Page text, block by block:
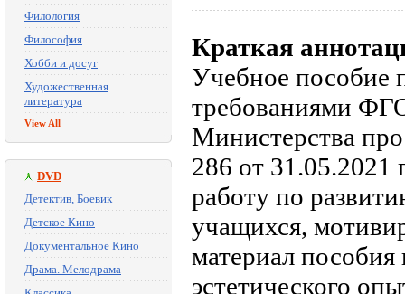
Филология
Философия
Хобби и досуг
Художественная
литература
View All
DVD
Детектив, Боевик
Детское Кино
Документальное Кино
Драма. Мелодрама
Краткая
Учебное пособие
требованиями
Министерства
286 от 31.05.2021
работу по
учащихся,
материал
эстетического